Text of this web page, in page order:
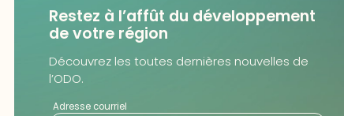
Restez à l’affût du développement
de votre région
Découvrez les toutes dernières nouvelles de
l’ODO.
Adresse courriel